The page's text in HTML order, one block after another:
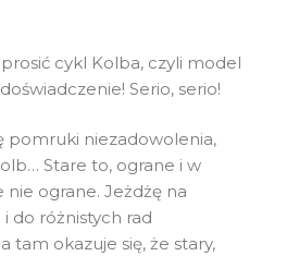
cykl Kolba, czyli model
Serio, serio!
pomruki niezadowolenia,
Stare to, ograne i w
ograne. Jeżdżę na
do różnistych rad
tam okazuje się, że stary,